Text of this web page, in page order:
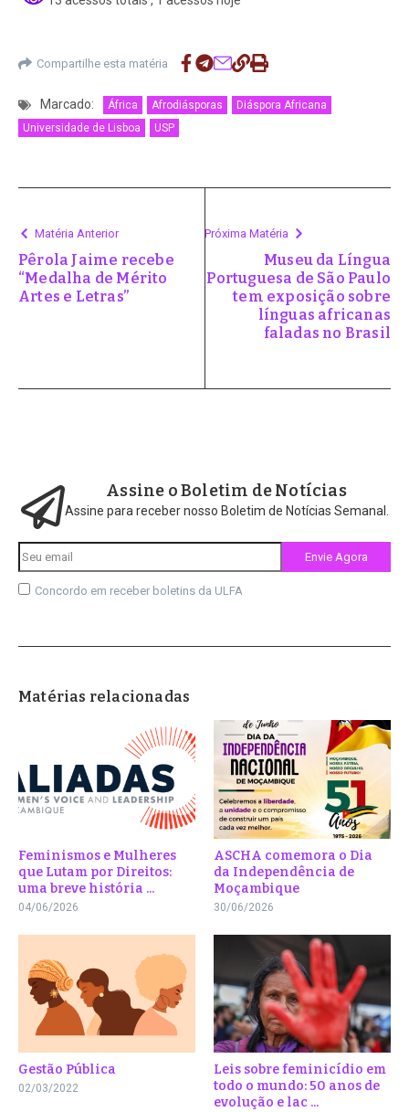
Compartilhe esta matéria
Marcado: África Afrodiásporas
Diáspora Africana
Universidade de Lisboa
USP
Matéria Anterior
Pêrola Jaime recebe
“Medalha de Mérito
Artes e Letras”
Próxima Matéria
Museu da Língua
Portuguesa de São Paulo
tem exposição sobre
línguas africanas
faladas no Brasil
Assine o Boletim de Notícias
Assine para receber nosso Boletim de Notícias Semanal.
Concordo em receber boletins da ULFA
Matérias relacionadas
Feminismos e Mulheres
que Lutam por Direitos:
uma breve história ...
04/06/2026
ASCHA comemora o Dia
da Independência de
Moçambique
30/06/2026
Gestão Pública
02/03/2022
Leis sobre feminicídio em
todo o mundo: 50 anos de
evolução e lac ...